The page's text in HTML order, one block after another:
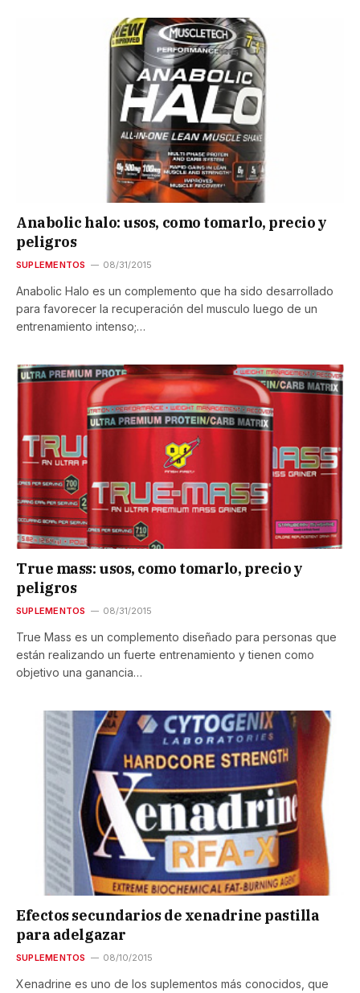
Anabolic halo: usos, como tomarlo, precio y
peligros
SUPLEMENTOS 08/31/2015
Anabolic Halo es un complemento que ha sido desarrollado
para favorecer la recuperación del musculo luego de un
entrenamiento intenso;…
True mass: usos, como tomarlo, precio y
peligros
SUPLEMENTOS 08/31/2015
True Mass es un complemento diseñado para personas que
están realizando un fuerte entrenamiento y tienen como
objetivo una ganancia…
Efectos secundarios de xenadrine pastilla
para adelgazar
SUPLEMENTOS 08/10/2015
Xenadrine es uno de los suplementos más conocidos, que